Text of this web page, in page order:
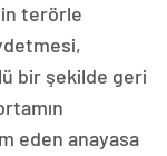
terörle
bir şekilde geri
eden anayasa